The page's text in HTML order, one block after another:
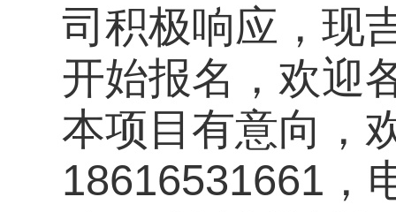
司积极响应，现
开始报名，欢
本项目有意向，
18616531661，